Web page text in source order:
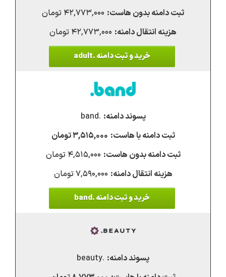
۴۲,۷۷۳,۰۰۰ تومان
۴۲,۷۷۳,۰۰۰ تومان
خرید و ثبت دامنه .adult
.band
۳,۵۱۵,۰۰۰ تومان
۴,۵۱۵,۰۰۰ تومان
۷,۵۹۰,۰۰۰ تومان
خرید و ثبت دامنه .band
.beauty